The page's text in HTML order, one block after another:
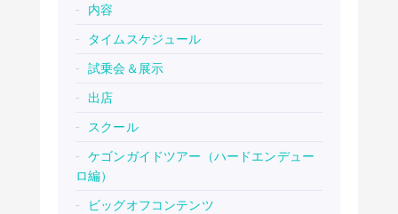
内容
タイムスケジュール
試乗会＆展示
出店
スクール
ケゴンガイドツアー（ハードエンデュー
ロ編）
ビッグオフコンテンツ